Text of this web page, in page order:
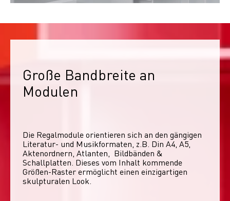
Große Bandbreite an
Modulen
Die Regalmodule orientieren sich an den gängigen
Literatur- und Musikformaten, z.B. Din A4, A5,
Aktenordnern, Atlanten,  Bildbänden &
Schallplatten. Dieses vom Inhalt kommende
Größen-Raster ermöglicht einen einzigartigen
skulpturalen Look.